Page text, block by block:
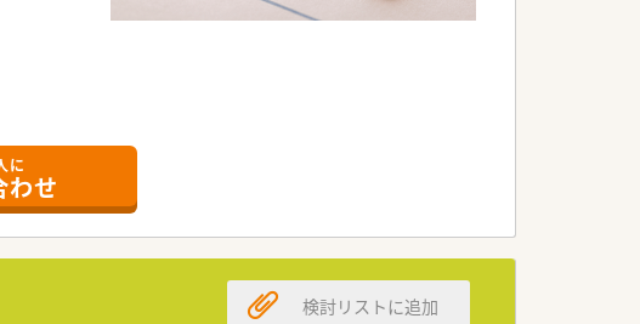
100年を超える老舗企業です。
ーシングレポート」「24Hお薬電話相談」「過誤
また処方箋だけに頼らない薬局作りを行っており
も行っております。
に
わせ
検討リストに追加